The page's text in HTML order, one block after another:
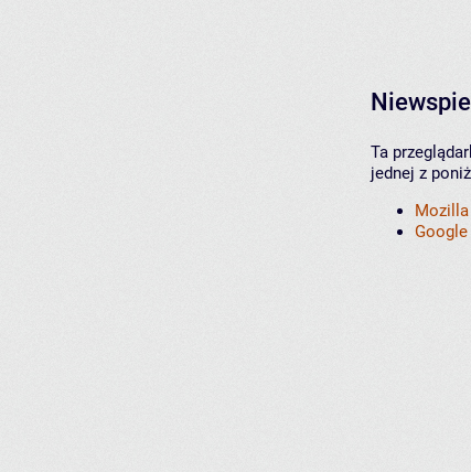
Ta
jednej z